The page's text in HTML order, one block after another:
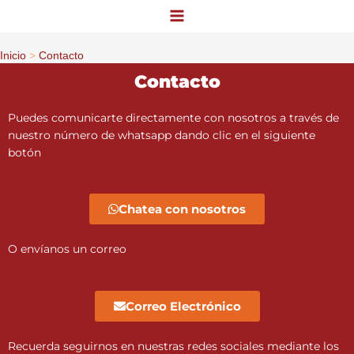
Inicio
Contacto
Contacto
Puedes comunicarte directamente con nosotros a través de
nuestro número de whatsapp dando clic en el siguiente
botón
Chatea con nosotros
O envíanos un correo
Correo Electrónico
Recuerda seguirnos en nuestras redes sociales mediante los